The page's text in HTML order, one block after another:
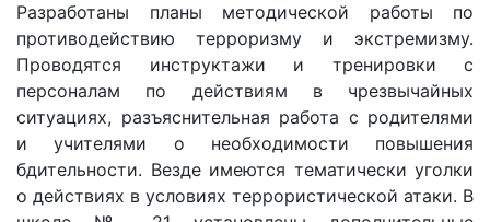
Разработаны планы методической работы по
противодействию терроризму и экстремизму.
Проводятся инструктажи и тренировки с
персоналам по действиям в чрезвычайных
ситуациях, разъяснительная работа с родителями
и учителями о необходимости повышения
бдительности. Везде имеются тематически уголки
о действиях в условиях террористической атаки. В